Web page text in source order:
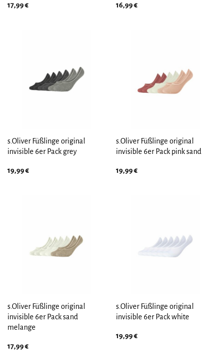
17,99€ 16,99€
s.Oliver Füßlinge original
invisible 6er Pack grey
19,99€
s.Oliver Füßlinge original
invisible 6er Pack pink sand
19,99€
s.Oliver Füßlinge original
invisible 6er Pack sand
melange
17,99€
s.Oliver Füßlinge original
invisible 6er Pack white
19,99€